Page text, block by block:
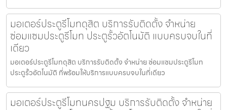
มอเตอร์ประตูรีโมทดุสิต บริการรับติดตั้ง จำหน่าย
ซ่อมแซมประตูรีโมท ประตูรั้วอัตโนมัติ แบบครบจบในที่
เดียว
มอเตอร์ประตูรีโมทดุสิต บริการรับติดตั้ง จำหน่าย ซ่อมแซมประตูรีโมท
ประตูรั้วอัตโนมัติ ที่พร้อมให้บริการแบบครบจบในที่เดียว
มอเตอร์ประตูรีโมทนครปฐม บริการรับติดตั้ง จำหน่าย